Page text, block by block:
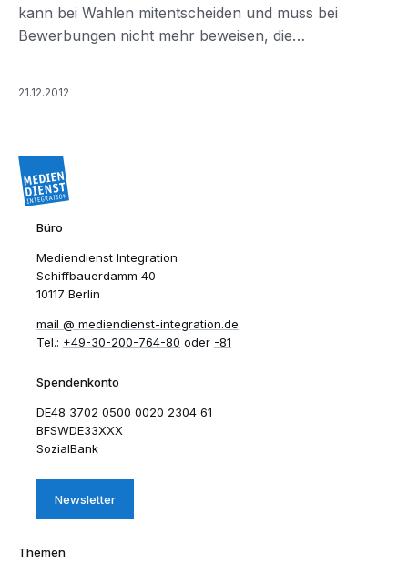
kann bei Wahlen mitentscheiden und muss bei
Bewerbungen nicht mehr beweisen, die
21.12.2012
Büro
Mediendienst Integration
Schiffbauerdamm 40
10117 Berlin
mail​
mediendienst-integration.de
Tel.: +49-30-200-764-80 oder -81
Spendenkonto
DE48 3702 0500 0020 2304 61
BFSWDE33XXX
SozialBank
Newsletter
Themen